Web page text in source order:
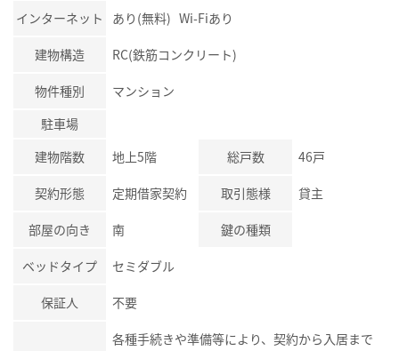
インターネット あり(無料) Wi-Fiあり
建物構造 RC(鉄筋コンクリート)
物件種別
マンション
駐車場
建物階数
地上5階 総戸数 46戸
契約形態 定期借家契約 取引態様 貸主
部屋の向き 南 鍵の種類
ベッドタイプ セミダブル
保証人 不要
各種手続きや準備等により、契約から入居まで